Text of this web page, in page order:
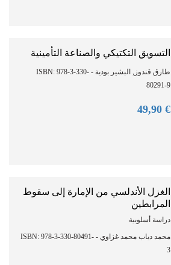
التسويق التكتيكي والصناعة التأمينية
طارق قندوز, البشير بودية - ISBN: 978-3-330-
80291-9
€ 49,
90
الغزل الأندلسي من الإمارة إلى سقوط
المرابطين
دراسة أسلوبية
محمد دياب محمد غزاوي - ISBN: 978-3-330-80491-
3